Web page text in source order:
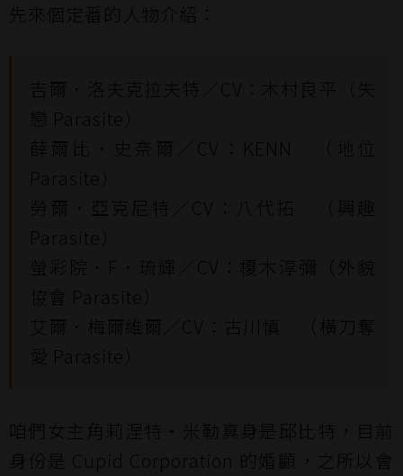
先來個定番的人物介紹：
咱們女主角莉涅特‧米勒真身是邱比特，目前
身份是 Cupid Corporation 的婚顧，之所以會